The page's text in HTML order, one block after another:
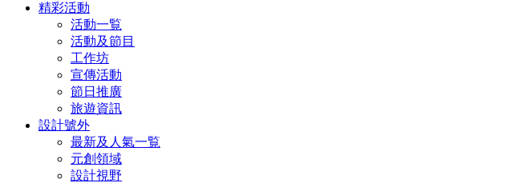
精彩活動
活動一覧
活動及節目
工作坊
宣傳活動
節日推廣
旅遊資訊
設計號外
最新及人氣一覧
元創領域
設計視野